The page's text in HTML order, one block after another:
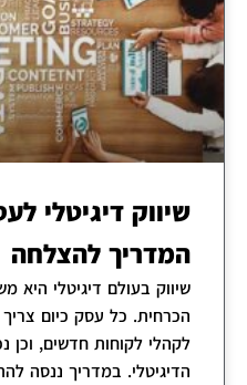
שיווק דיגיטלי
המדריך להצלחה
שיווק בעולם דיגיטלי
הכרחית. כל עסק כיום
לקהלי לקוחות חדשים, וכן
הדיגיטלי. במדריך ננסה